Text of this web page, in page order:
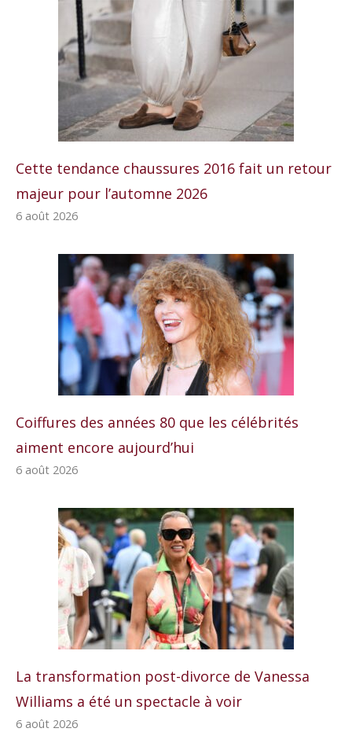
Cette tendance chaussures 2016 fait un retour
majeur pour l’automne 2026
6 août 2026
Coiffures des années 80 que les célébrités
aiment encore aujourd’hui
6 août 2026
La transformation post-divorce de Vanessa
Williams a été un spectacle à voir
6 août 2026